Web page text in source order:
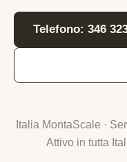
Telefono: 346
Italia MontaScale ·
Attivo in tutta